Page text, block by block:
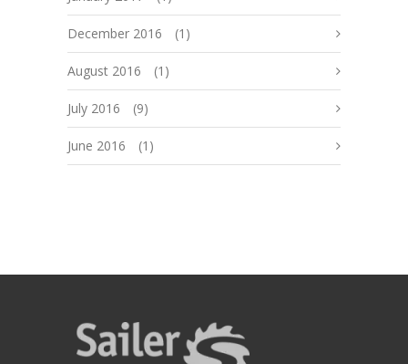
December 2016 (1)
August 2016 (1)
July 2016 (9)
June 2016 (1)